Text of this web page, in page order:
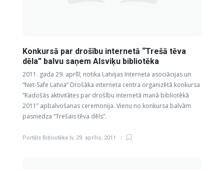
Konkursā par drošību internetā “Trešā tēva
dēla” balvu saņem Alsviķu bibliotēka
2011. gada 29. aprīlī, notika Latvijas Interneta asociācijas un
“Net-Safe Latvia” Drošāka interneta centra organizētā konkursa
“Radošās aktivitātes par drošību internetā manā bibliotēkā
2011” apbalvošanas ceremonija. Vienu no konkursa balvām
pasniedza “Trešais tēva dēls”.
Portāls Bibliotēka.lv, 29. aprīlis, 2011